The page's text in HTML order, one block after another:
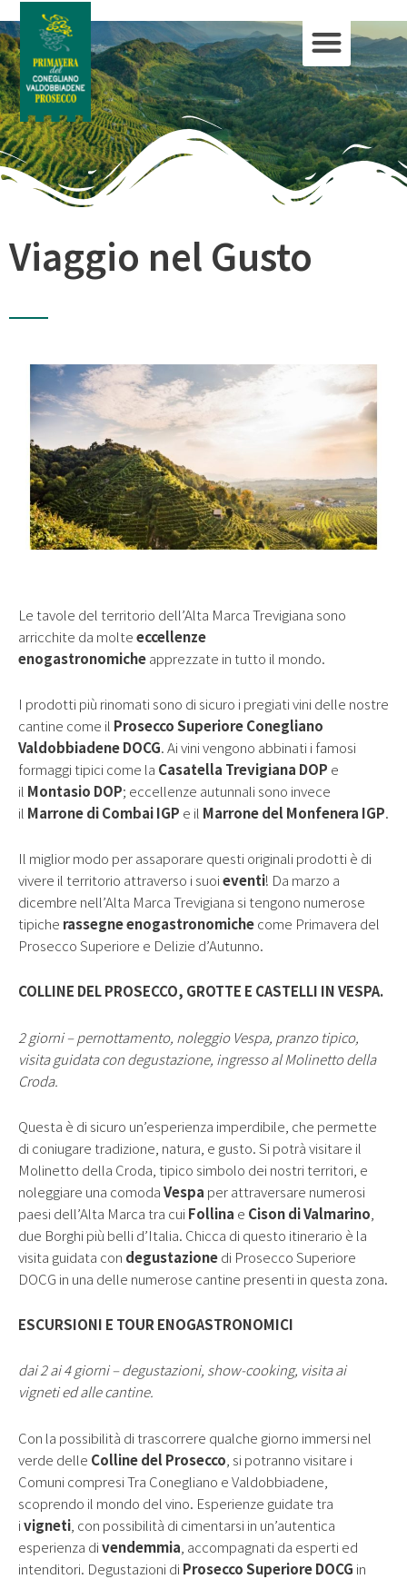
Viaggio nel Gusto
Le tavole del territorio dell’Alta Marca Trevigiana sono
arricchite da molteeccellenze
enogastronomicheapprezzate in tutto il mondo.
I prodotti più rinomati sono di sicuro i pregiati vini delle nostre
cantine come il Prosecco Superiore Conegliano
Valdobbiadene DOCG. Ai vini vengono abbinati i famosi
formaggi tipici come la Casatella Trevigiana DOP e
il Montasio DOP; eccellenze autunnali sono invece
il Marrone di Combai IGP e il Marrone del Monfenera IGP.
Il miglior modo per assaporare questi originali prodotti è di
vivere il territorio attraverso i suoieventi! Da marzo a
dicembre nell’Alta Marca Trevigiana si tengono numerose
tipiche rassegne enogastronomichecome Primavera del
Prosecco Superiore e Delizie d’Autunno.
COLLINE DEL PROSECCO, GROTTE E CASTELLI IN VESPA.
2 giorni – pernottamento, noleggio Vespa, pranzo tipico,
visita guidata con degustazione, ingresso al Molinetto della
Croda.
Questa è di sicuro un’esperienza imperdibile, che permette
di coniugare tradizione, natura, e gusto. Si potrà visitare il
Molinetto della Croda, tipico simbolo dei nostri territori, e
noleggiare una comodaVespa per attraversare numerosi
paesi dell’Alta Marca tra cui Follina e Cison di Valmarino
due Borghi più belli d’Italia. Chicca di questo itinerario è la
visita guidata con degustazionedi Prosecco Superiore
DOCG in una delle numerose cantine presenti in questa zona.
ESCURSIONI E TOUR ENOGASTRONOMICI
dai 2 ai 4 giorni – degustazioni, show-cooking, visita ai
vigneti ed alle cantine.
Con la possibilità di trascorrere qualche giorno immersi nel
verde delle Colline del Prosecco , si potranno visitare i
Comuni compresi Tra Conegliano e Valdobbiadene,
scoprendo il mondo del vino. Esperienze guidate tra
ivigneti , con possibilità di cimentarsi in un’autentica
esperienza divendemmia , accompagnati da esperti ed
intenditori. Degustazioni di Prosecco Superiore DOCG in